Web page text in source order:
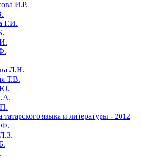
И.Р.
Г.И.
Л.Н.
Т.В.
языка и литературы - 2012